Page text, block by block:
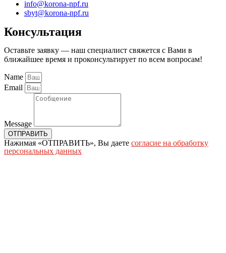
info@korona-npf.ru
sbyt@korona-npf.ru
Консультация
Оставьте заявку — наш специалист свяжется с Вами в
ближайшее время и проконсультирует по всем вопросам!
Name
Email
Message
ОТПРАВИТЬ
Нажимая «ОТПРАВИТЬ», Вы даете согласие на обработку
персональных данных